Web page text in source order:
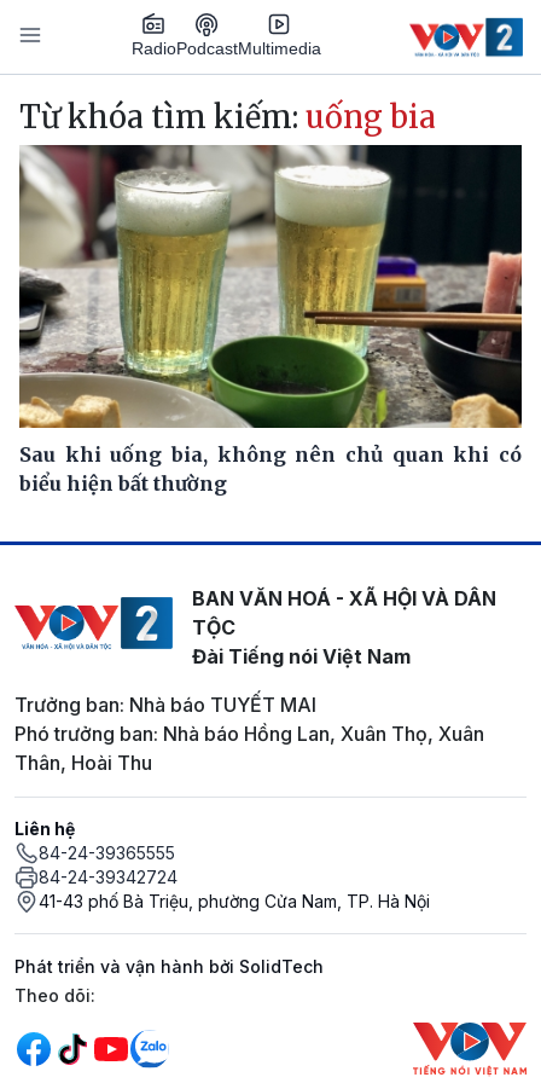
Nhảy đến nội dung
RadioPodcastMultimedia
Main navigation
Từ khóa tìm kiếm: uống bia
Sau khi uống bia, không nên chủ quan khi có
biểu hiện bất thường
BAN VĂN HOÁ - XÃ HỘI VÀ DÂN
TỘC
Đài Tiếng nói Việt Nam
Trưởng ban: Nhà báo TUYẾT MAI
Phó trưởng ban: Nhà báo Hồng Lan, Xuân Thọ, Xuân
Thân, Hoài Thu
Liên hệ
84-24-39365555
84-24-39342724
41-43 phố Bà Triệu, phường Cửa Nam, TP. Hà Nội
Phát triển và vận hành bởi SolidTech
Mạng xã hội
Theo dõi: